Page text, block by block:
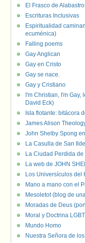
El Frasco de Alabastro
Escrituras Inclusivas
Espiritualidad
ecuménica)
Falling poems
Gay Anglican
Gay en Cristo
Gay se nace.
Gay y Cristiano
I'm Christian, I'm Gay,
David Eck)
Isla flotante: bitácora
James Alison
John Shelby Spong
La Casulla de San
La Ciudad Perdida de
La web de JOHN
Los Universículos del
Mano a mano con el
Mesoletot (blog de
Moradas de Deus
Moral y Doctrina LGBTI
Mundo Homo
Nuestra Señora de